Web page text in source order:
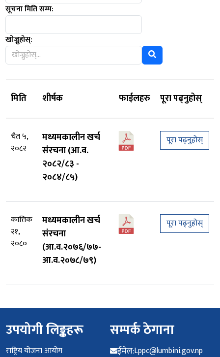
सूचना मिति सम्म:
खोज्नुहोस्:
मिति शीर्षक फाईलहरु पूरा पढ्नुहोस्
चैत ५,
२०८२
मध्यमकालीन खर्च
संरचना (आ.व.
२०८२/८३ -
२०८४/८५)
पूरा पढ्नुहोस्
कात्तिक
२१,
२०८०
मध्यमकालीन खर्च
संरचना
(आ.व.२०७६/७७-
आ.व.२०७८/७९)
पूरा पढ्नुहोस्
उपयोगी लिङ्कहरू
राष्ट्रिय योजना आयोग
सम्पर्क ठेगाना
ईमेल:Lppc@lumbini.gov.np